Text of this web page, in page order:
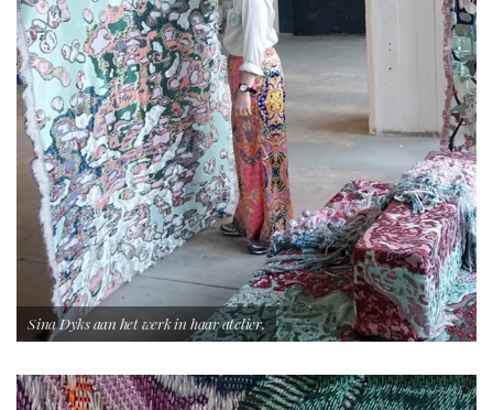
Sina Dyks aan het werk in haar atelier.